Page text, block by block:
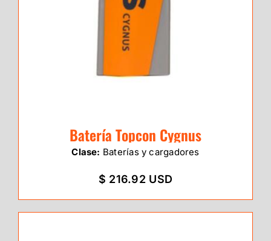
Batería Topcon Cygnus
Clase: Baterías y cargadores
$ 216.92 USD